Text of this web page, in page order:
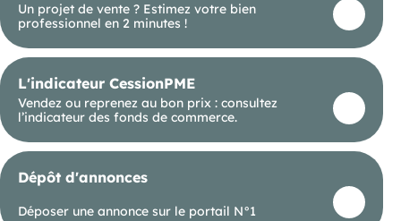
Un projet de vente ? Estimez votre bien
professionnel en 2 minutes !
L'indicateur CessionPME
Vendez ou reprenez au bon prix : consultez
l’indicateur des fonds de commerce.
Dépôt d'annonces
Déposer une annonce sur le portail N°1